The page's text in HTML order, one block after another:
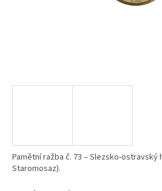
Pamětní ražba č. 73 – Slezsko-ostravský
Staromosaz).